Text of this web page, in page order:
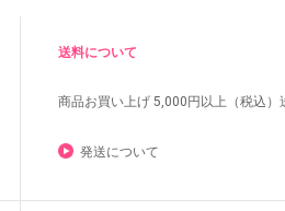
送料について
商品お買い上げ 5,000円以上（税込）
発送について